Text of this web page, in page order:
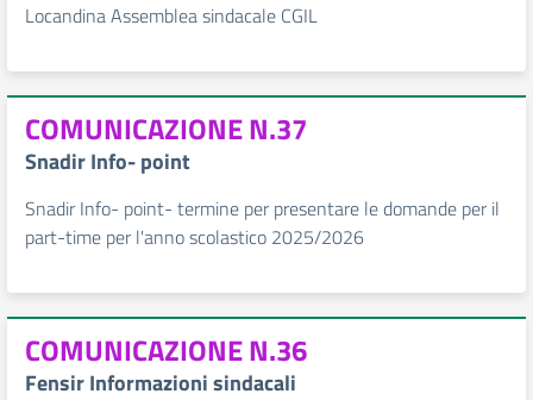
Locandina Assemblea sindacale CGIL
COMUNICAZIONE N.37
Snadir Info- point
Snadir Info- point- termine per presentare le domande per il
part-time per l'anno scolastico 2025/2026
COMUNICAZIONE N.36
Fensir Informazioni sindacali